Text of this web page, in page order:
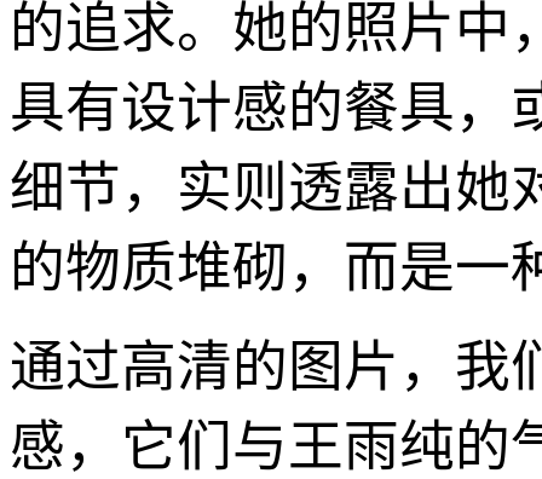
的追求。她的照片中
具有设计感的餐具，
细节，实则透露出她
的物质堆砌，而是一
通过高清的图片，我
感，它们与王雨纯的